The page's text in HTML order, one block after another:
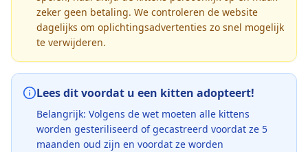
zeker geen betaling. We controleren de website
dagelijks om oplichtingsadvertenties zo snel mogelijk
te verwijderen.
Lees dit voordat u een kitten adopteert!
Belangrijk: Volgens de wet moeten alle kittens
worden gesteriliseerd of gecastreerd voordat ze 5
maanden oud zijn en voordat ze worden